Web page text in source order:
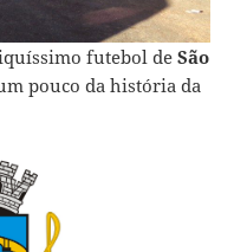
futebol de São
pouco da história da